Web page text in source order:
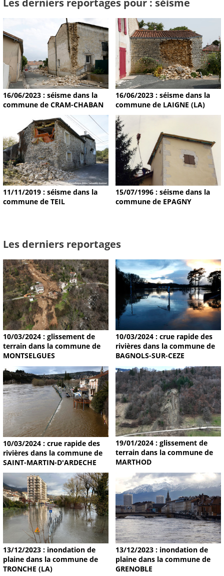
16/06/2023 : séisme dans la
commune de CRAM-CHABAN
16/06/2023 : séisme dans la
commune de LAIGNE (LA)
11/11/2019 : séisme dans la
commune de TEIL
15/07/1996 : séisme dans la
commune de EPAGNY
Les derniers reportages
10/03/2024 : glissement de
terrain dans la commune de
MONTSELGUES
10/03/2024 : crue rapide des
rivières dans la commune de
BAGNOLS-SUR-CEZE
10/03/2024 : crue rapide des
rivières dans la commune de
SAINT-MARTIN-D'ARDECHE
19/01/2024 : glissement de
terrain dans la commune de
MARTHOD
13/12/2023 : inondation de
plaine dans la commune de
TRONCHE (LA)
13/12/2023 : inondation de
plaine dans la commune de
GRENOBLE